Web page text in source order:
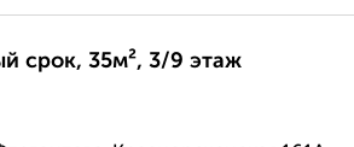
срок, 35м², 3/9 этаж